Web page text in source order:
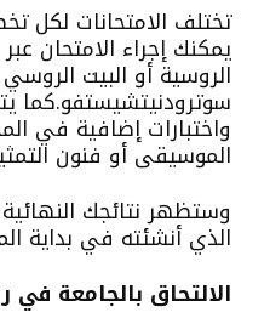
تختلف الامتحانات لكل
يمكنك إجراء الامتحان
الروسية أو البيت
سوترودنيتشيستفو.كما
واختبارات إضافية في
الموسيقى أو فنون
وستظهر نتائجك
الذي أنشئته في بداية
الالتحاق بالجامعة في